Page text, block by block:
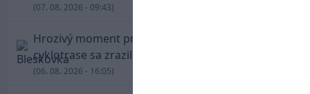
(07. 08. 2026 - 09:43)
Hrozivý moment pre Zdena Cháru! Na
cyklotrase sa zrazil s bežcom
(06. 08. 2026 - 16:05)